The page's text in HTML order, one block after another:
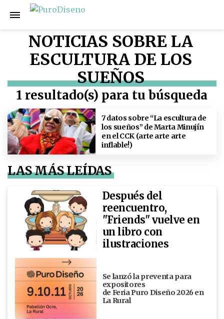
NOTICIAS SOBRE LA
ESCULTURA DE LOS
SUEÑOS
1 resultado(s) para tu búsqueda
7 datos sobre “La escultura de
los sueños” de Marta Minujín
en el CCK (arte arte arte
inflable!)
LAS MÁS LEÍDAS
Después del
reencuentro,
"Friends" vuelve en
un libro con
ilustraciones
Se lanzó la preventa para
expositores
de Feria Puro Diseño 2026 en
La Rural